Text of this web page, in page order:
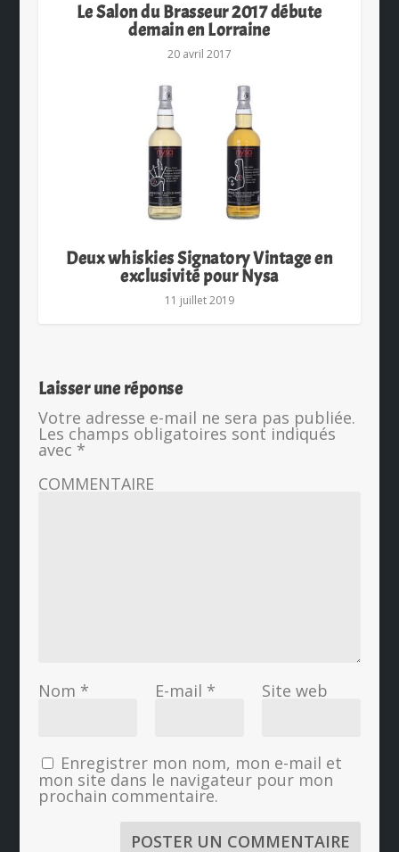
Le Salon du Brasseur 2017 débute
demain en Lorraine
20 avril 2017
Deux whiskies Signatory Vintage en
exclusivité pour Nysa
11 juillet 2019
Laisser une réponse
Votre adresse e-mail ne sera pas publiée.
Les champs obligatoires sont indiqués
avec *
COMMENTAIRE
Nom * E-mail * Site web
Enregistrer mon nom, mon e-mail et
mon site dans le navigateur pour mon
prochain commentaire.